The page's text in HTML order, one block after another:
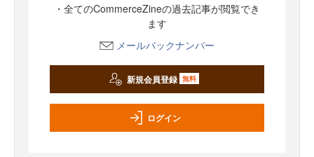
・全てのCommerceZineの過去記事が閲覧でき
ます
メールバックナンバー
新規会員登録 無料
ログイン